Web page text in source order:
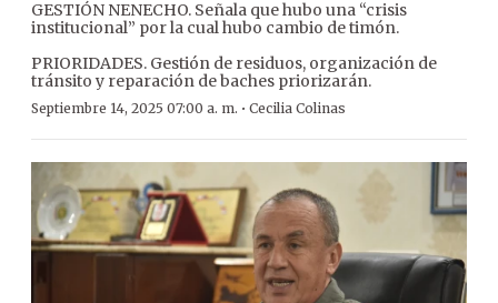
GESTIÓN NENECHO. Señala que hubo una “crisis
institucional” por la cual hubo cambio de timón.
PRIORIDADES. Gestión de residuos, organización de
tránsito y reparación de baches priorizarán.
Septiembre 14, 2025 07:00 a. m. · Cecilia Colinas